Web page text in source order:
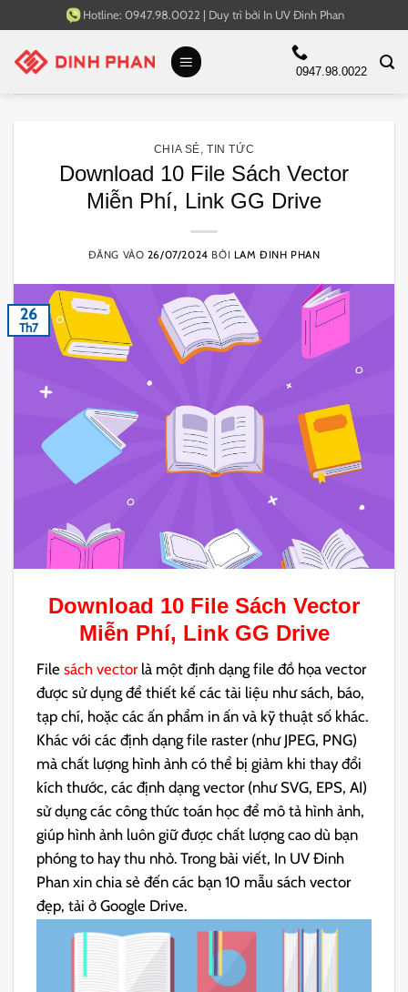
qua
nội
Hotline: 0947.98.0022 | Duy trì bởi In UV Đinh Phan
0947.98.0022
CHIA SẺ ,TIN TỨC
Download 10 File Sách Vector
Miễn Phí, Link GG Drive
ĐĂNG VÀO 26/07/2024 BỞI LAM ĐINH PHAN
26
Th7
Download 10 File Sách Vector
Miễn Phí, Link GG Drive
Filesách vectorlà một định dạng file đồ họa vector
được sử dụng để thiết kế các tài liệu như sách, báo,
tạp chí, hoặc các ấn phẩm in ấn và kỹ thuật số khác.
Khác với các định dạng file raster (như JPEG, PNG)
mà chất lượng hình ảnh có thể bị giảm khi thay đổi
kích thước, các định dạng vector (như SVG, EPS, AI)
sử dụng các công thức toán học để mô tả hình ảnh,
giúp hình ảnh luôn giữ được chất lượng cao dù bạn
phóng to hay thu nhỏ. Trong bài viết, In UV Đinh
Phan xin chia sẻ đến các bạn 10 mẫu sách vector
đẹp, tải ở Google Drive.